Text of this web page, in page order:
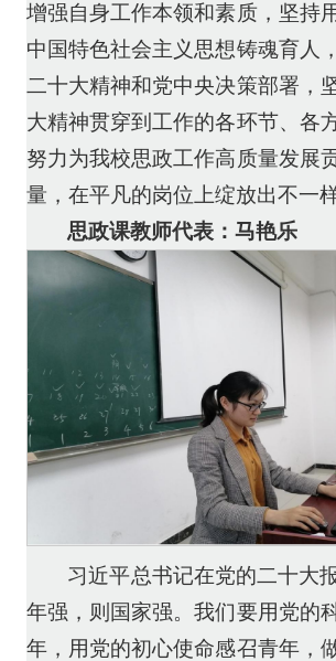
增强自身工作本领和素质，坚持
中国特色社会主义思想铸魂育人
二十大精神和党中央决策部署，
大精神贯穿到工作的各环节、各
努力为我校思政工作高质量发展
量，在平凡的岗位上绽放出不一
思政课教师代表：马艳乐
习近平总书记在党的二十大
年强，则国家强。我们要用党的
年，用党的初心使命感召青年，